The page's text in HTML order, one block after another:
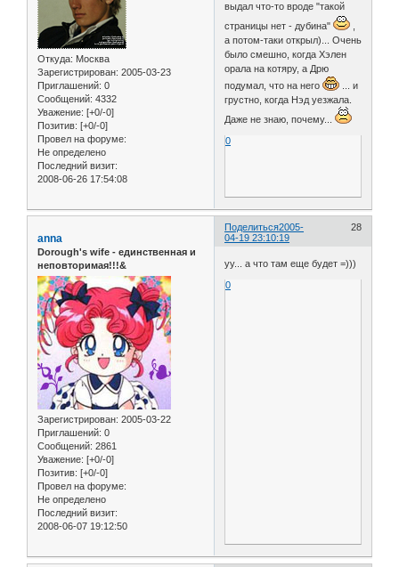
Откуда: Москва
Зарегистрирован: 2005-03-23
Приглашений: 0
Сообщений: 4332
Уважение: [+0/-0]
Позитив: [+0/-0]
Провел на форуме:
Не определено
Последний визит:
2008-06-26 17:54:08
выдал что-то вроде "такой
страницы нет - дубина"
а потом-таки открыл)... Очень
было смешно, когда Хэлен
орала на котяру, а Дрю
подумал, что на него
... и
грустно, когда Нэд уезжала.
Даже не знаю, почему...
0
Поделиться 28
2005-
04-19 23:10:19
anna
Dorough's wife - единственная и
неповторимая!!!&
Зарегистрирован: 2005-03-22
Приглашений: 0
Сообщений: 2861
Уважение: [+0/-0]
Позитив: [+0/-0]
Провел на форуме:
Не определено
Последний визит:
2008-06-07 19:12:50
уу... а что там еще будет =)))
0